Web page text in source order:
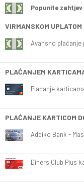
Popunite zahtjev
VIRMANSKOM UPLATOM
Avansno plaćanje
PLAĆANJEM
Plaćanje
PLAĆANJE KARTICOM
Addiko Bank -
Diners Club Plus